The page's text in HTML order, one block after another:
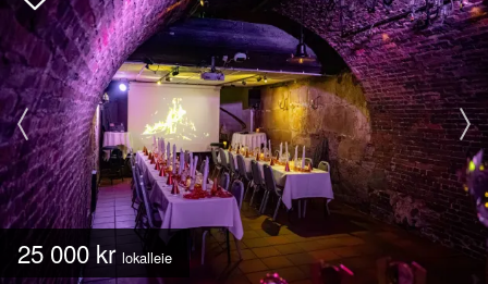
25 000 kr lokalleie